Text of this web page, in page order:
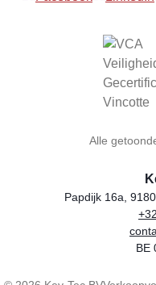
Alle
Papdijk 16a,
BE